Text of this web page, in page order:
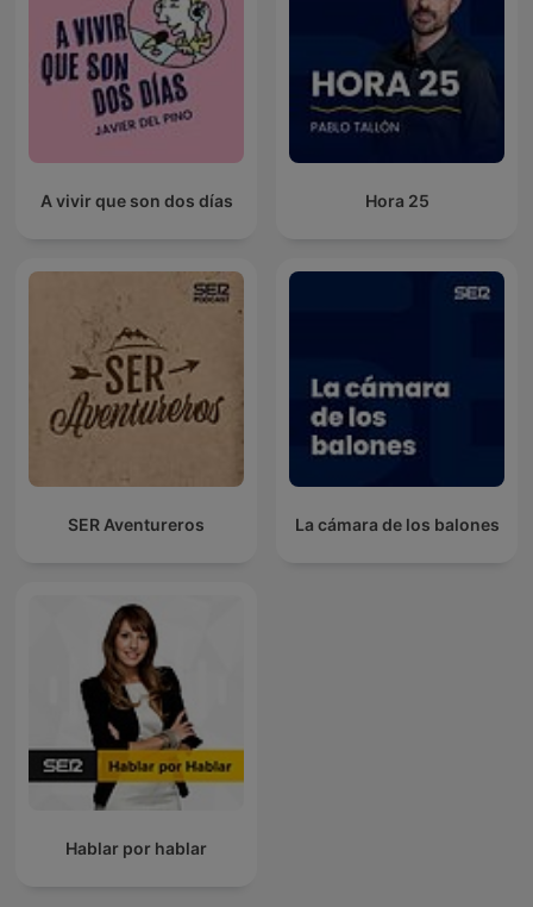
A vivir que son dos días Hora 25
SER Aventureros La cámara de los balones
Hablar por hablar